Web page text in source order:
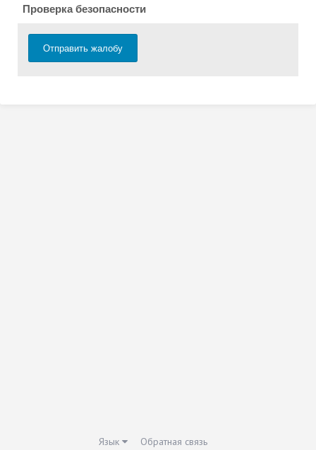
Проверка безопасности
Отправить жалобу
Язык Обратная связь